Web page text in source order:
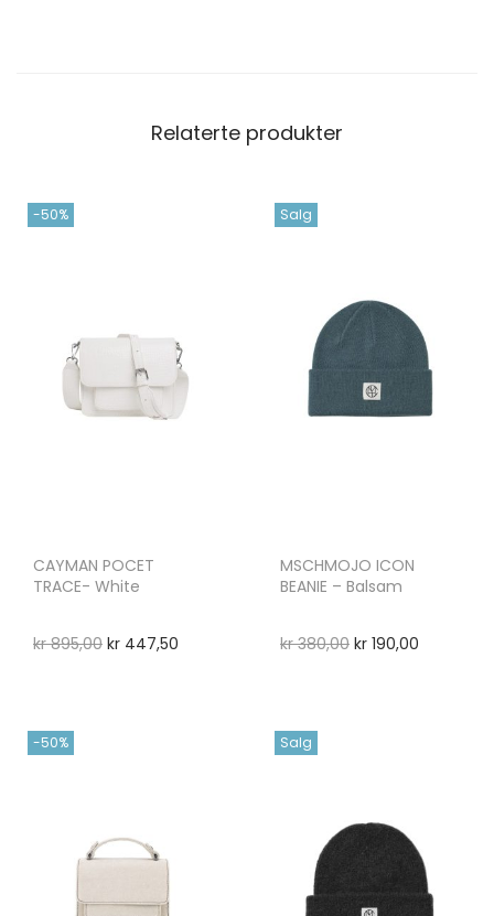
Relaterte produkter
-50%
CAYMAN POCET
TRACE- White
kr895,00 kr 447,50
Salg
MSCHMOJO ICON
BEANIE – Balsam
kr380,00 kr190,00
-50% Salg